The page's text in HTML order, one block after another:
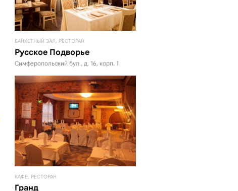
БАНКЕТНЫЙ ЗАЛ, РЕСТОРАН
Русское Подворье
Симферопольский бул., д. 16, корп. 1
КАФЕ, РЕСТОРАН
Гранд